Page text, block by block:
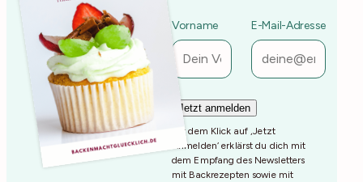
Vorname E-Mail-Adresse
Mit dem Klick auf ‚Jetzt
Anmelden‘ erklärst du dich mit
dem Empfang des Newsletters
mit Backrezepten sowie mit